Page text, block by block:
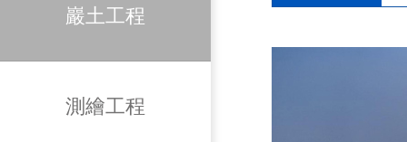
巖土工程
測繪工程